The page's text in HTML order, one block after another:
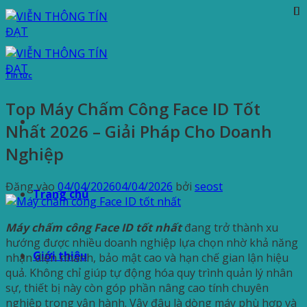
Bỏ
qua
nội
dung
Trang chủ
Giới thiệu
Tin tức
Top Máy Chấm Công Face ID Tốt
Nhất 2026 – Giải Pháp Cho Doanh
Nghiệp
Đăng vào 04/04/202604/04/2026 bởi seost
Máy chấm công Face ID tốt nhấtđang trở thành xu
hướng được nhiều doanh nghiệp lựa chọn nhờ khả năng
nhận diện nhanh, bảo mật cao và hạn chế gian lận hiệu
quả. Không chỉ giúp tự động hóa quy trình quản lý nhân
sự, thiết bị này còn góp phần nâng cao tính chuyên
nghiệp trong vận hành. Vậy đâu là dòng máy phù hợp và